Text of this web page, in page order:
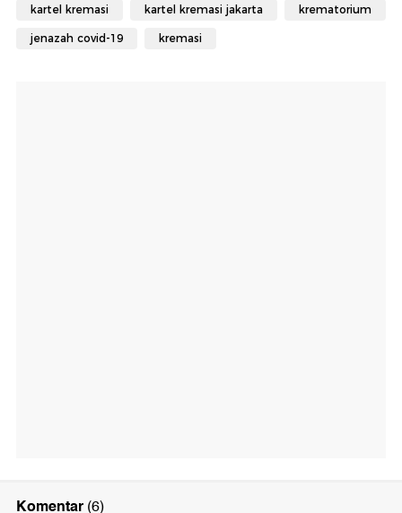
kartel kremasi kartel kremasi jakarta krematorium
jenazah covid-19 kremasi